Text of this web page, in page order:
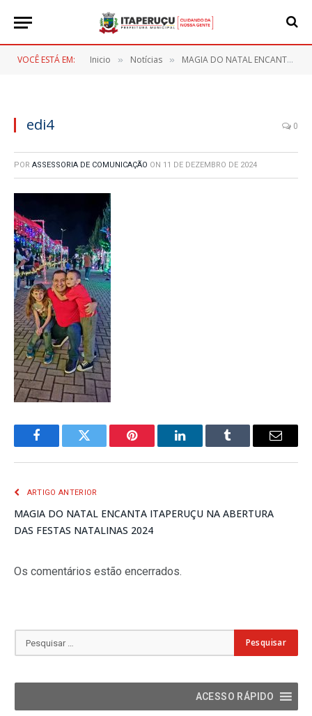
VOCÊ ESTÁ EM: Inicio » Notícias » MAGIA DO NATAL ENCANTA ITAPERUÇU NA ABERTURA DAS FESTAS NATALINAS 2024
edi4 0
POR ASSESSORIA DE COMUNICAÇÃO ON 11 DE DEZEMBRO DE 2024
FacebookTwitter Pinterest LinkedInTumblr
E-
ARTIGO ANTERIOR
MAGIA DO NATAL ENCANTA ITAPERUÇU NA ABERTURA
DAS FESTAS NATALINAS 2024
Os comentários estão encerrados.
ACESSO RÁPIDO